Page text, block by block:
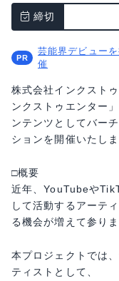
締切
芸能界デビュー
催
株式会社インクスト
ンクストゥエンター
ンテンツとしてバー
ションを開催いたしま
□概要
近年、YouTubeや
して活動するアーテ
る機会が増えて参りま
本プロジェクトでは
ティストとして、